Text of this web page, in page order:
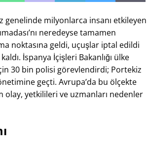
genelinde milyonlarca insanı etkileyen
neredeyse tamamen
noktasına geldi, uçuşlar iptal edildi
İspanya İçişleri Bakanlığı ülke
30 bin polisi görevlendirdi; Portekiz
geçti​. Avrupa’da bu ölçekte
yetkilileri ve uzmanları nedenler